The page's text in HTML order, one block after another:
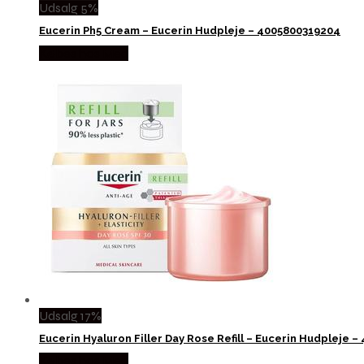
Udsalg 5%
Eucerin Ph5 Cream – Eucerin Hudpleje – 4005800319204
Udsalg 17%
Eucerin Hyaluron Filler Day Rose Refill – Eucerin Hudpleje –